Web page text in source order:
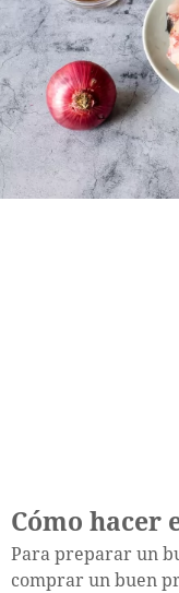
Cómo hacer
Para preparar un
comprar un buen